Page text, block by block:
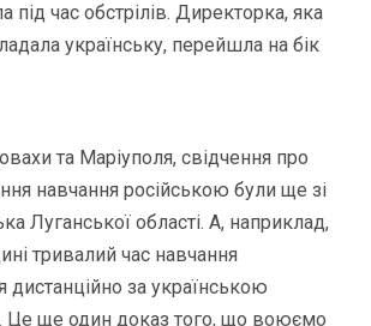
під час обстрілів. Директорка, яка
українську, перейшла на бік
та Маріуполя, свідчення про
навчання російською були ще зі
Луганської області. А, наприклад,
тривалий час навчання
дистанційно за українською
Це ще один доказ того, що воюємо